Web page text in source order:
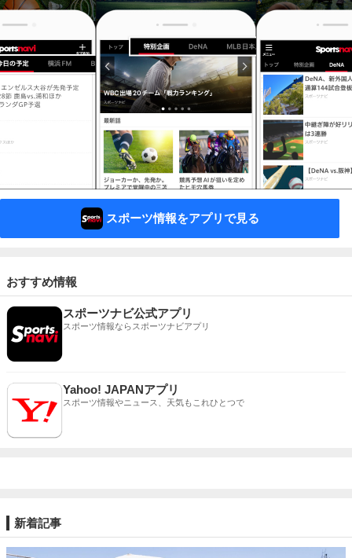
スポーツ情報をアプリで見る
おすすめ情報
スポーツナビ公式アプリ
スポーツ情報ならスポーツナビアプリ
Yahoo! JAPANアプリ
スポーツ情報やニュース、天気もこれひとつで
新着記事